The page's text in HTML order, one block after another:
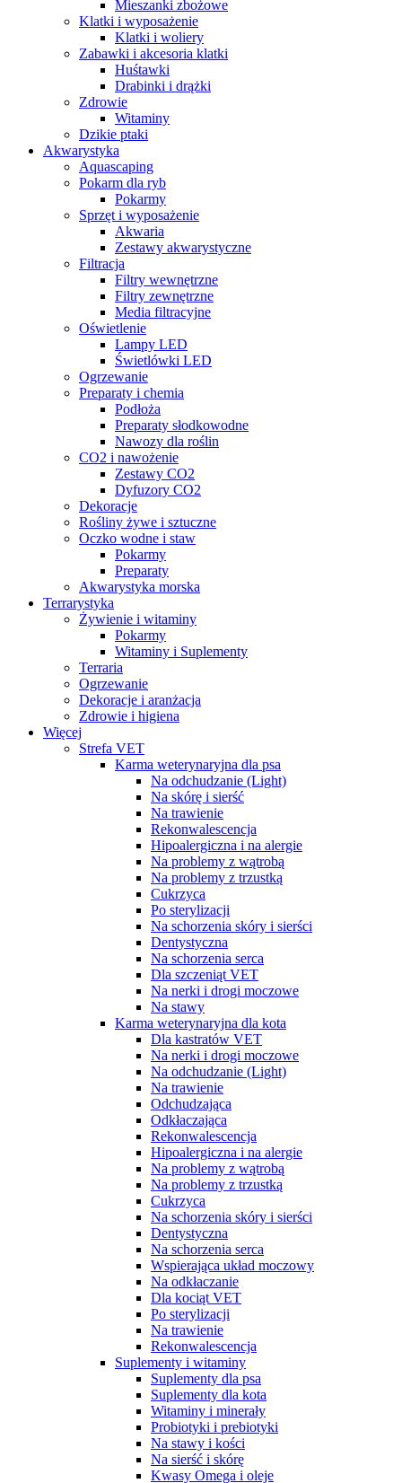
Mieszanki zbożowe
Klatki i wyposażenie
Klatki i woliery
Zabawki i akcesoria klatki
Huśtawki
Drabinki i drążki
Zdrowie
Witaminy
Dzikie ptaki
Akwarystyka
Aquascaping
Pokarm dla ryb
Pokarmy
Sprzęt i wyposażenie
Akwaria
Zestawy akwarystyczne
Filtracja
Filtry wewnętrzne
Filtry zewnętrzne
Media filtracyjne
Oświetlenie
Lampy LED
Świetlówki LED
Ogrzewanie
Preparaty i chemia
Podłoża
Preparaty słodkowodne
Nawozy dla roślin
CO2 i nawożenie
Zestawy CO2
Dyfuzory CO2
Dekoracje
Rośliny żywe i sztuczne
Oczko wodne i staw
Pokarmy
Preparaty
Akwarystyka morska
Terrarystyka
Żywienie i witaminy
Pokarmy
Witaminy i Suplementy
Terraria
Ogrzewanie
Dekoracje i aranżacja
Zdrowie i higiena
Więcej
Strefa VET
Karma weterynaryjna dla psa
Na odchudzanie (Light)
Na skórę i sierść
Na trawienie
Rekonwalescencja
Hipoalergiczna i na alergie
Na problemy z wątrobą
Na problemy z trzustką
Cukrzyca
Po sterylizacji
Na schorzenia skóry i sierści
Dentystyczna
Na schorzenia serca
Dla szczeniąt VET
Na nerki i drogi moczowe
Na stawy
Karma weterynaryjna dla kota
Dla kastratów VET
Na nerki i drogi moczowe
Na odchudzanie (Light)
Na trawienie
Odchudzająca
Odkłaczająca
Rekonwalescencja
Hipoalergiczna i na alergie
Na problemy z wątrobą
Na problemy z trzustką
Cukrzyca
Na schorzenia skóry i sierści
Dentystyczna
Na schorzenia serca
Wspierająca układ moczowy
Na odkłaczanie
Dla kociąt VET
Po sterylizacji
Na trawienie
Rekonwalescencja
Suplementy i witaminy
Suplementy dla psa
Suplementy dla kota
Witaminy i minerały
Probiotyki i prebiotyki
Na stawy i kości
Na sierść i skórę
Kwasy Omega i oleje